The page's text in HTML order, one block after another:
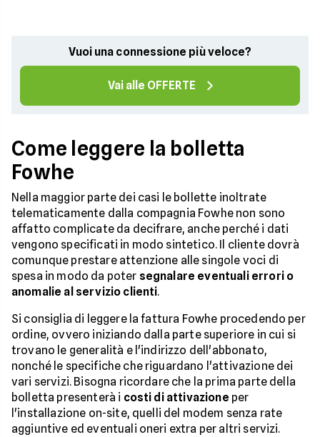
Vuoi una connessione più veloce?
Vai alle OFFERTE
Come leggere la bolletta
Fowhe
Nella maggior parte dei casi le bollette inoltrate
telematicamente dalla compagnia Fowhe non sono
affatto complicate da decifrare, anche perché i dati
vengono specificati in modo sintetico. Il cliente dovrà
comunque prestare attenzione alle singole voci di
spesa in modo da poter segnalare eventuali errori o
anomalie al servizio clienti.
Si consiglia di leggere la fattura Fowhe procedendo per
ordine, ovvero iniziando dalla parte superiore in cui si
trovano le generalità e l'indirizzo dell'abbonato,
nonché le specifiche che riguardano l'attivazione dei
vari servizi. Bisogna ricordare che la prima parte della
bolletta presenterà i costi di attivazione per
l'installazione on-site, quelli del modem senza rate
aggiuntive ed eventuali oneri extra per altri servizi.